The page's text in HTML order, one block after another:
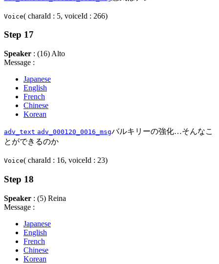
Voice( charaId : 5, voiceId : 266)
Step 17
Speaker : (16) Alto
Message :
Japanese
English
French
Chinese
Korean
adv_text adv_000120_0016_msgバルキリーの強化…そんなこ
とができるのか
Voice( charaId : 16, voiceId : 23)
Step 18
Speaker : (5) Reina
Message :
Japanese
English
French
Chinese
Korean